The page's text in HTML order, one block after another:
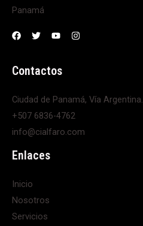
Panamá
Contactos
Ciudad de Panamá, Vía Argentina.
+507 6836-4762
info@cialfaro.com
Enlaces
Inicio
Nosotros
Servicios